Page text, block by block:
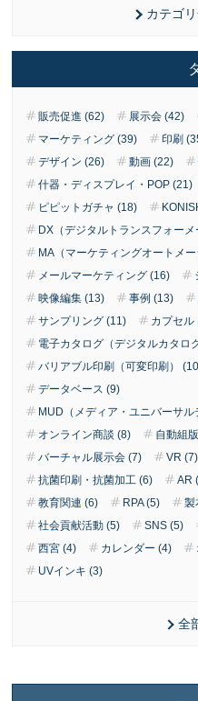
カテゴ
販売促進 (62) 展示会 (42)
マーケティング (39)
印刷
デザイン (26)
動画 (22)
什器・ディスプレイ・POP (21)
ピピットガチャ (18)
DX（デジタルトランスフォー
MA（マーケティングオートメ
メールマーケティング (16)
映像編集 (13)
事例 (13)
サンプリング (11)
カプセル
電子カタログ（デジタルカタロ
バリアブル印刷（可変印刷）
データベース (9)
MUD（メディア・ユニバーサル
オンライン商談 (8)
自動組
バーチャル展示会 (7)
VR (7)
抗菌印刷・抗菌加工 (6)
AR
教育関連 (6)
RPA (5) 製
社会貢献活動 (5)
SNS (5)
西宮 (4)
カレンダー (4)
UVインキ (3)
全